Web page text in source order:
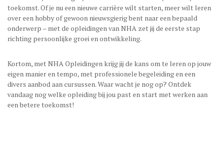
toekomst. Of je nu een nieuwe carrière wilt starten, meer wilt leren
over een hobby of gewoon nieuwsgierig bent naar een bepaald
onderwerp – met de opleidingen van NHA zet jij de eerste stap
richting persoonlijke groei en ontwikkeling.
Kortom, met NHA Opleidingen krijg jij de kans om te leren op jouw
eigen manier en tempo, met professionele begeleiding en een
divers aanbod aan cursussen. Waar wacht je nog op? Ontdek
vandaag nog welke opleiding bij jou past en start met werken aan
een betere toekomst!